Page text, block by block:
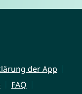
der App
FAQ